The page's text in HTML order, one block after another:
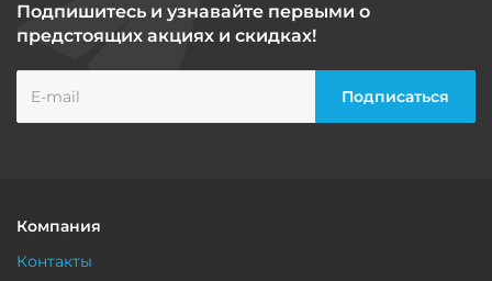
Подпишитесь и узнавайте первыми о
предстоящих акциях и скидках!
Компания
Контакты